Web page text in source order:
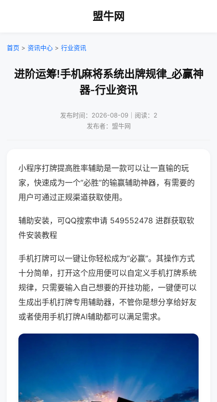
盟牛网
首页 > 资讯中心 > 行业资讯
进阶运筹!手机麻将系统出牌规律_必赢神
器-行业资讯
发布时间：2026-08-09｜阅读：2
发布者：盟牛网
小程序打牌提高胜率辅助是一款可以让一直输的玩
家，快速成为一个“必胜”的输赢辅助神器，有需要的
用户可通过正规渠道获取使用。
辅助安装，可QQ搜索申请 549552478 进群获取软
件安装教程
手机打牌可以一键让你轻松成为“必赢”。其操作方式
十分简单，打开这个应用便可以自定义手机打牌系统
规律，只需要输入自己想要的开挂功能，一键便可以
生成出手机打牌专用辅助器，不管你是想分享给好友
或者使用手机打牌AI辅助都可以满足需求。